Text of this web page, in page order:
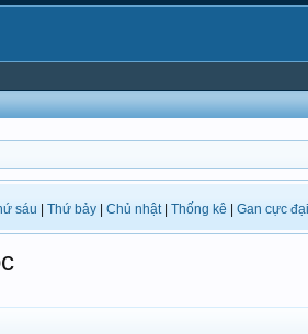
sáu Thứ bảy Chủ nhật| Thống kê Gan cực đại